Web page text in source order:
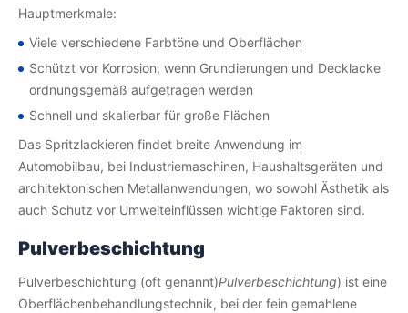
Hauptmerkmale:
Viele verschiedene Farbtöne und Oberflächen
Schützt vor Korrosion, wenn Grundierungen und Decklacke
ordnungsgemäß aufgetragen werden
Schnell und skalierbar für große Flächen
Das Spritzlackieren findet breite Anwendung im
Automobilbau, bei Industriemaschinen, Haushaltsgeräten und
architektonischen Metallanwendungen, wo sowohl Ästhetik als
auch Schutz vor Umwelteinflüssen wichtige Faktoren sind.
Pulverbeschichtung
Pulverbeschichtung (oft genannt)Pulverbeschichtung) ist eine
Oberflächenbehandlungstechnik, bei der fein gemahlene